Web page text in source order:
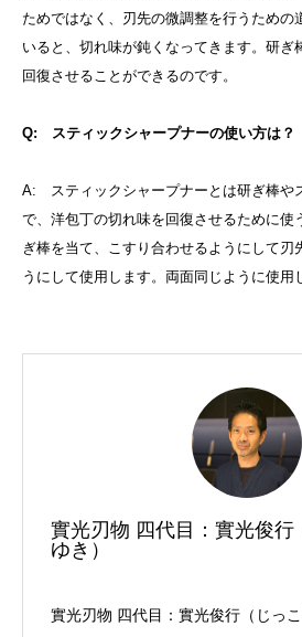
ためではなく、刃先の微調整を行うための
いると、切れ味が鈍くなってきます。研ぎ
回復させることができるのです。
Q: スティックシャープナーの使い方は？
A: スティックシャープナーとは研ぎ棒や
で、洋包丁の切れ味を回復させるために使
ぎ棒を当て、こすり合わせるようにして刃
うにして使用します。両面同じように使用
實光刃物 四代目：實光俊行
ゆき）
實光刃物 四代目：實光俊行（じっこ